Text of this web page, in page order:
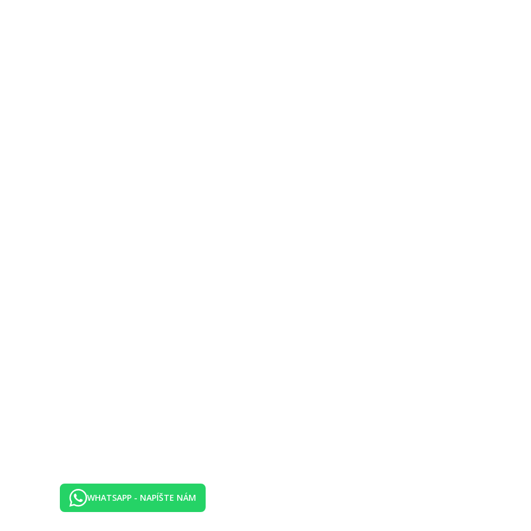
môžu využit internetový kútik. Hotel nezabúda na najmenších hostí, pre ktorých má v ponuke detský bazén, detské ihrisko a miniklub
klimatizácia, telefón, mini chladnicka, sat.TV, trezor za poplatok a balkón alebo terasa
program, ktorý spestrí ich dovolenku. Zadarmo si tu môžu zahrat tenis, plážový volejbal, basketbal a stolný tenis alebo si zacvicit v
alebo si dopriat relax pri masážach
formou bufetu
Club
WHATSAPP - NAPÍŠTE NÁM